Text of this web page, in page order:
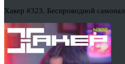
Хакер #323. Беспроводной самопал